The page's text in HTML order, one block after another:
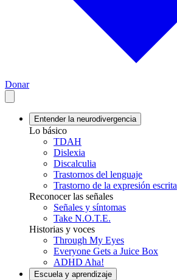
Donar
Entender la neurodivergencia
Lo básico
TDAH
Dislexia
Discalculia
Trastornos del lenguaje
Trastorno de la expresión escrita
Reconocer las señales
Señales y síntomas
Take N.O.T.E.
Historias y voces
Through My Eyes
Everyone Gets a Juice Box
ADHD Aha!
Escuela y aprendizaje